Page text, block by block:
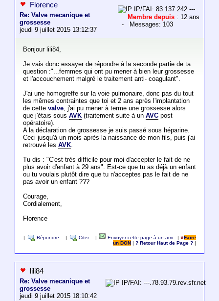
Florence
Re: Valve mecanique et
grossesse
jeudi 9 juillet 2015 13:12:37
IP/FAI: 83.137.242.---
Membre depuis : 12 ans
- Messages: 103
Bonjour lili84,
Je vais donc essayer de répondre à la seconde partie de ta
question :"...femmes qui ont pu mener à bien leur grossesse
et l'accouchement malgré le traitement anti- coagulant".
J'ai une homogreffe sur la voie pulmonaire, donc pas du tout
les mêmes contraintes que toi et 2 ans après l'implantation
de cette valve, j'ai pu mener à terme une grossesse alors
que j'étais sous AVK(traitement suite à un AVCpost
opératoire).
A la déclaration de grossesse je suis passé sous héparine.
Ceci jusqu'à un mois après la naissance de mon fils, puis j'ai
retrouvé les AVK.
Tu dis : "C'est très difficile pour moi d'accepter le fait de ne
plus avoir d'enfant à 29 ans". Est-ce que tu as déjà un enfant
ou tu voulais plutôt dire que tu n'acceptes pas le fait de ne
pas avoir un enfant ???
Courage,
Cordialement,
Florence
Répondre Citer Envoyer cette page à un ami |
Faire
un DON
|? Retour Haut de Page ?
lili84
Re: Valve mecanique et
grossesse
jeudi 9 juillet 2015 18:10:42
IP/FAI: ---.78.93.79.rev.sfr.net